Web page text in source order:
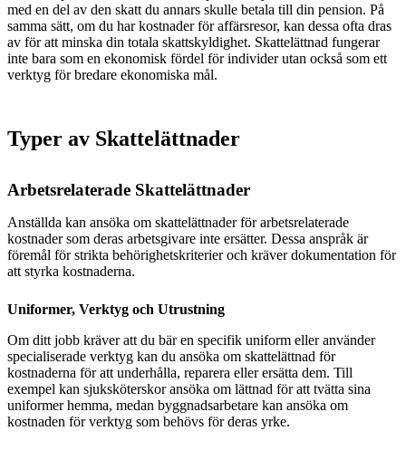
med en del av den skatt du annars skulle betala till din pension. På
samma sätt, om du har kostnader för affärsresor, kan dessa ofta dras
av för att minska din totala skattskyldighet. Skattelättnad fungerar
inte bara som en ekonomisk fördel för individer utan också som ett
verktyg för bredare ekonomiska mål.
Typer av Skattelättnader
Arbetsrelaterade Skattelättnader
Anställda kan ansöka om skattelättnader för arbetsrelaterade
kostnader som deras arbetsgivare inte ersätter. Dessa anspråk är
föremål för strikta behörighetskriterier och kräver dokumentation för
att styrka kostnaderna.
Uniformer, Verktyg och Utrustning
Om ditt jobb kräver att du bär en specifik uniform eller använder
specialiserade verktyg kan du ansöka om skattelättnad för
kostnaderna för att underhålla, reparera eller ersätta dem. Till
exempel kan sjuksköterskor ansöka om lättnad för att tvätta sina
uniformer hemma, medan byggnadsarbetare kan ansöka om
kostnaden för verktyg som behövs för deras yrke.